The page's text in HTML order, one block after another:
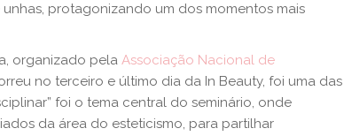
protagonizando um dos momentos mais
organizado pela Associação Nacional de
no terceiro e último dia da In Beauty, foi uma das
foi o tema central do seminário, onde
da área do esteticismo, para partilhar